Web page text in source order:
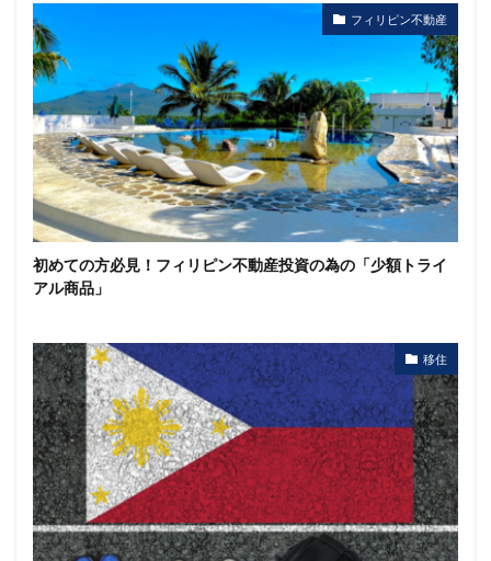
フィリピン不動産
初めての方必見！フィリピン不動産投資の為の「少額トライ
アル商品」
移住